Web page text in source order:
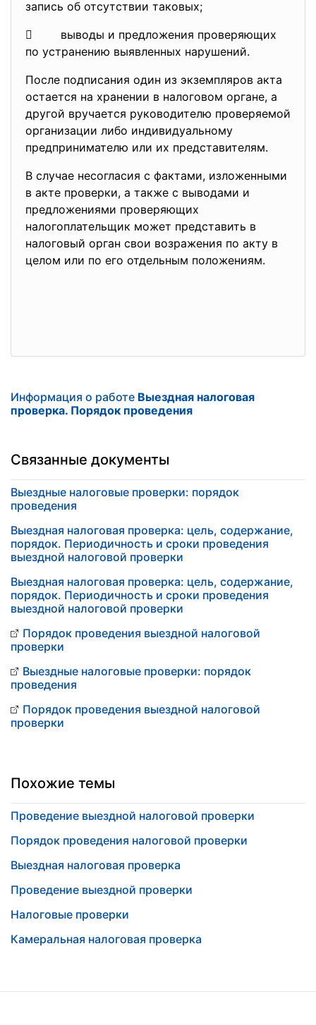
запись об отсутствии таковых;
 выводы и предложения проверяющих
по устранению выявленных нарушений.
После подписания один из экземпляров акта
остается на хранении в налоговом органе, а
другой вручается руководителю проверяемой
организации либо индивидуальному
предпринимателю или их представителям.
В случае несогласия с фактами, изложенными
в акте проверки, а также с выводами и
предложениями проверяющих
налогоплательщик может представить в
налоговый орган свои возражения по акту в
целом или по его отдельным положениям.
Информация о работе Выездная налоговая
проверка. Порядок проведения
Связанные документы
Выездные налоговые проверки: порядок
проведения
Выездная налоговая проверка: цель, содержание,
порядок. Периодичность и сроки проведения
выездной налоговой проверки
Выездная налоговая проверка: цель, содержание,
порядок. Периодичность и сроки проведения
выездной налоговой проверки
Порядок проведения выездной налоговой
проверки
Выездные налоговые проверки: порядок
проведения
Порядок проведения выездной налоговой
проверки
Похожие темы
Проведение выездной налоговой проверки
Порядок проведения налоговой проверки
Выездная налоговая проверка
Проведение выездной проверки
Налоговые проверки
Камеральная налоговая проверка